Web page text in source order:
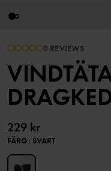
0 REVIEWS
229 kr
FÄRG: SVART